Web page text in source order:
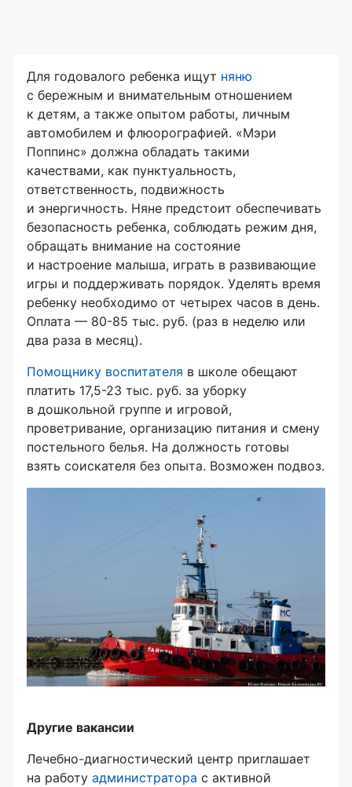
Для годовалого ребенка ищут няню
с бережным и внимательным отношением
к детям, а также опытом работы, личным
автомобилем и флюорографией. «Мэри
Поппинс» должна обладать такими
качествами, как пунктуальность,
ответственность, подвижность
и энергичность. Няне предстоит обеспечивать
безопасность ребенка, соблюдать режим дня,
обращать внимание на состояние
и настроение малыша, играть в развивающие
игры и поддерживать порядок. Уделять время
ребенку необходимо от четырех часов в день.
Оплата — 80-85 тыс. руб. (раз в неделю или
два раза в месяц).
Помощнику воспитателя в школе обещают
платить 17,5-23 тыс. руб. за уборку
в дошкольной группе и игровой,
проветривание, организацию питания и смену
постельного белья. На должность готовы
взять соискателя без опыта. Возможен подвоз.
Другие вакансии
Лечебно-диагностический центр приглашает
на работу администратора с активной